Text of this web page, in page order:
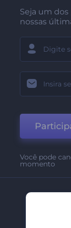
Seja um
nossas
Você pode
momento